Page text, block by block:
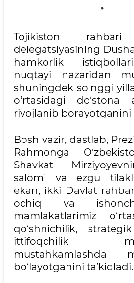
Tojikiston rahbari
delegatsiyasining
hamkorlik
nuqtayi nazaridan
shuningdek so‘nggi
o‘rtasidagi do‘stona
rivojlanib borayotganini
Bosh vazir, dastlab,
Rahmonga
Shavkat
salomi va ezgu
ekan, ikki Davlat
ochiq va
mamlakatlarimiz
qo‘shnichilik,
ittifoqchilik
mustahkamlashda
bo‘layotganini ta’kidladi.